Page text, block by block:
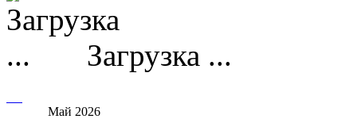
Загрузка ...
Май 2026